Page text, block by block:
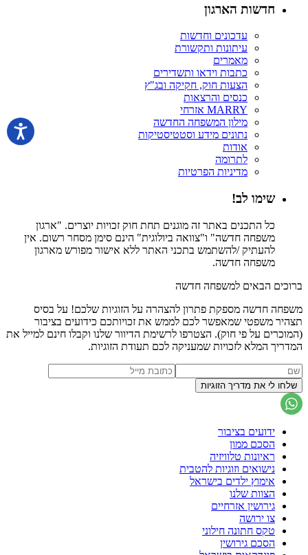
חדשות הארגון
עדכונים וחדשות
עיתונות ותקשורת
מאמרים
כתבות וידאו ותשדירים
הצעות חוק, חקיקה ובג"ץ
כנסים והרצאות
MARRY אזרחי
מילון המשפחה החדשה
נתונים מידע וסטטיסטיקות
אודות
לתרומה
מדיניות הפרטיות
שימו לב!
כל התכנים באתר זה מוגנים תחת חוק זכויות יוצרים. "ארגון
משפחה חדשה" ו"צוואה ביולוגית" הינם סימן מסחר רשום. אין
להעתיק /להשתמש בתכני האתר ללא אישור מפורש מארגון
משפחה חדשה.
ברוכים הבאים למשפחה חדשה
משפחה חדשה מספקת פתרון להצהרה על הזוגיות שלכם! על בסיס
תצהיר משפטי שמאפשר לכם לממש את זכויותכם כידועים בציבור
(המוכרים על פי חוק). הצטרפו לרשימת הדיוור שלנו וקבלו חינם למייל את
המדריך המלא לזכויות שמעניקה לכם תעודת הזוגיות.
ידועים בציבור
הסכם ממון
ראיונות טלוויזיה
נישואים וזוגיות להטבית
אימוץ ילדים בישראל
הצוות שלנו
גירושין אזרחיים
צו ירושה
טקס חתונה חילוני
הסכם גירושין